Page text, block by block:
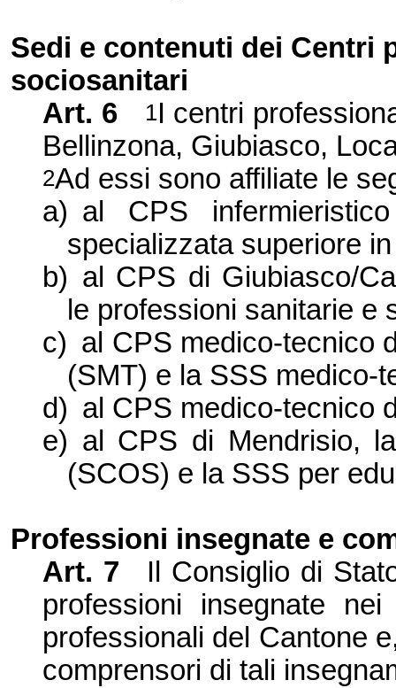
Sedi e contenuti dei Centri
sociosanitari
Art. 6
1I centri
Bellinzona, Giubiasco,
2Ad essi sono affiliate le
a) al CPS
specializzata superiore
b) al CPS di Giubiasco/
le professioni sanitarie e
c) al CPS medico-tecnico
(SMT) e la SSS medico-
d) al CPS medico-tecnico
e) al CPS di Mendrisio,
(SCOS) e la SSS per
Professioni insegnate e
Art. 7
Il Consiglio di
professioni insegnate
professionali del Cantone
comprensori di tali